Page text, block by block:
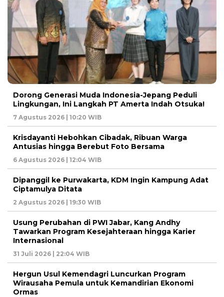
Dorong Generasi Muda Indonesia-Jepang Peduli
Lingkungan, Ini Langkah PT Amerta Indah Otsuka!
7 Agustus 2026 | 10:20 WIB
Krisdayanti Hebohkan Cibadak, Ribuan Warga
Antusias hingga Berebut Foto Bersama
6 Agustus 2026 | 12:04 WIB
Dipanggil ke Purwakarta, KDM Ingin Kampung Adat
Ciptamulya Ditata
2 Agustus 2026 | 19:30 WIB
Usung Perubahan di PWI Jabar, Kang Andhy
Tawarkan Program Kesejahteraan hingga Karier
Internasional
31 Juli 2026 | 22:04 WIB
Hergun Usul Kemendagri Luncurkan Program
Wirausaha Pemula untuk Kemandirian Ekonomi
Ormas